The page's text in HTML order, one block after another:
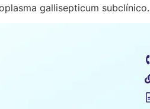
gallisepticum subclínico.